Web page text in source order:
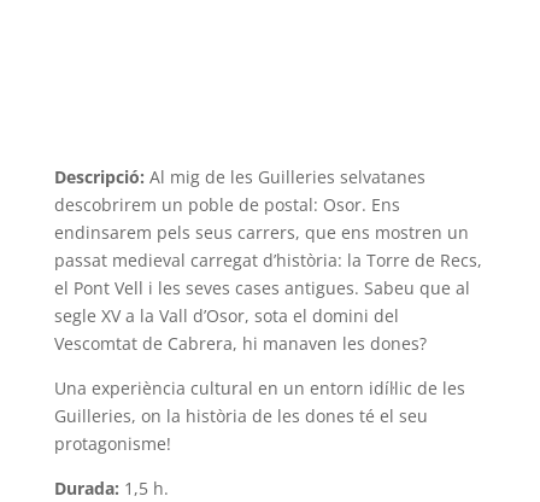
Descripció: Al mig de les Guilleries selvatanes
descobrirem un poble de postal: Osor. Ens
endinsarem pels seus carrers, que ens mostren un
passat medieval carregat d’història: la Torre de Recs,
el Pont Vell i les seves cases antigues. Sabeu que al
segle XV a la Vall d’Osor, sota el domini del
Vescomtat de Cabrera, hi manaven les dones?
Una experiència cultural en un entorn idíl·lic de les
Guilleries, on la història de les dones té el seu
protagonisme!
Durada: 1,5 h.